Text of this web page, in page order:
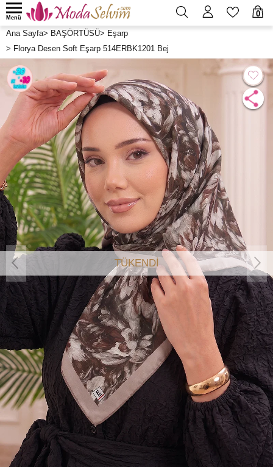
0
Menü
Ana Sayfa> BAŞÖRTÜSÜ> Eşarp
> Florya Desen Soft Eşarp 514ERBK1201 Bej
TÜKENDİ